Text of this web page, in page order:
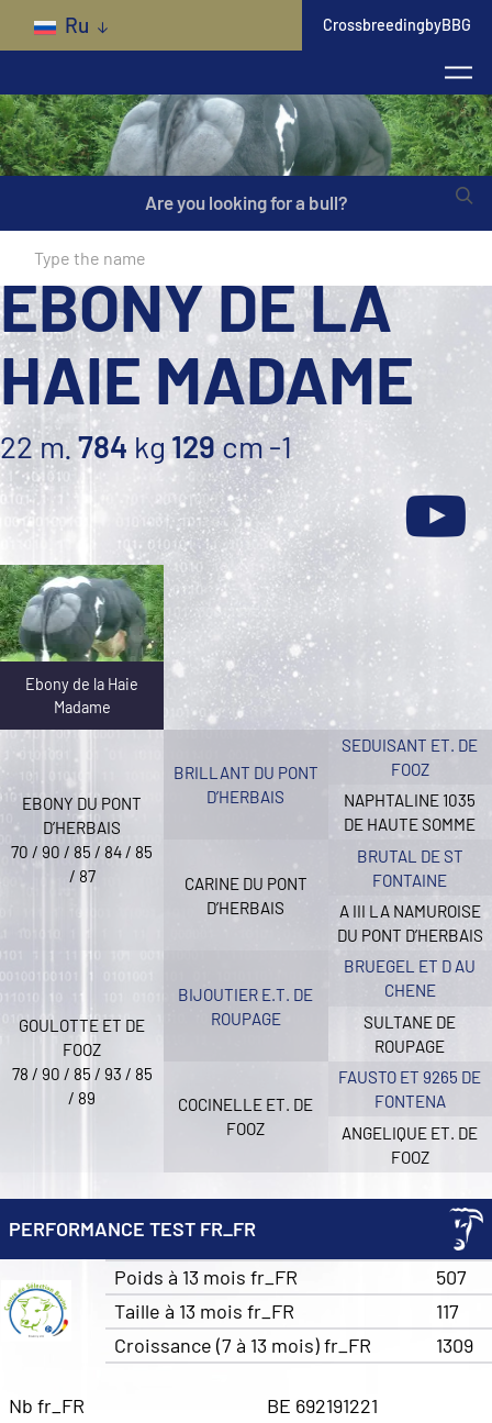
Skip to main content
Ru CrossbreedingbyBBG
Are you looking for a bull?
EBONY DE LA
HAIE MADAME
22 m. 784 kg 129cm-1
Ebony de la Haie
Madame
EBONY DU PONT
D’HERBAIS
70 / 90 / 85 / 84 / 85
/ 87
BRILLANT DU PONT
D’HERBAIS
CARINE DU PONT
D’HERBAIS
SEDUISANT ET. DE
FOOZ
NAPHTALINE 1035
DE HAUTE SOMME
BRUTAL DE ST
FONTAINE
A III LA NAMUROISE
DU PONT D’HERBAIS
GOULOTTE ET DE
FOOZ
78 / 90 / 85 / 93 / 85
/ 89
BIJOUTIER E.T. DE
ROUPAGE
COCINELLE ET. DE
FOOZ
BRUEGEL ET D AU
CHENE
SULTANE DE
ROUPAGE
FAUSTO ET 9265 DE
FONTENA
ANGELIQUE ET. DE
FOOZ
PERFORMANCE TEST FR_FR
Poids à 13 mois fr_FR
507
Taille à 13 mois fr_FR
117
Croissance (7 à 13 mois) fr_FR
1309
Nb fr_FR
BE 692191221